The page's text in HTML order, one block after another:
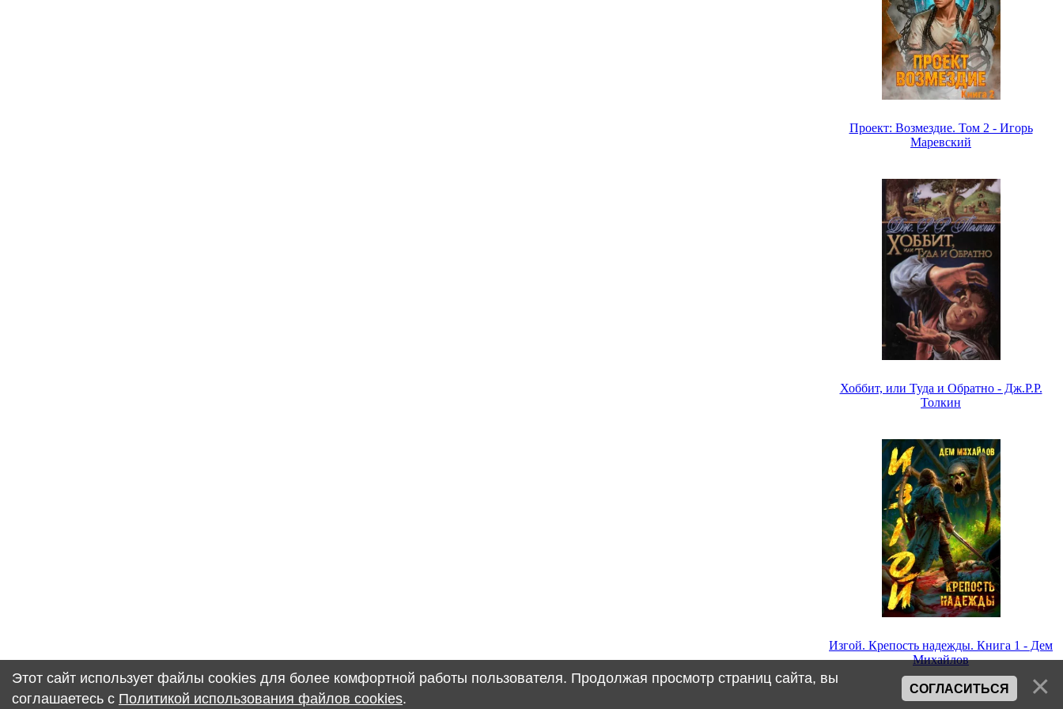
Проект: Возмездие. Том 2 - Игорь
Маревский
Хоббит, или Туда и Обратно - Дж.Р.Р.
Толкин
Изгой. Крепость надежды. Книга 1 - Дем
Михайлов
Этот сайт использует файлы cookies для более комфортной работы пользователя. Продолжая просмотр страниц сайта, вы
соглашаетесь с Политикой использования файлов cookies.
СОГЛАСИТЬСЯ